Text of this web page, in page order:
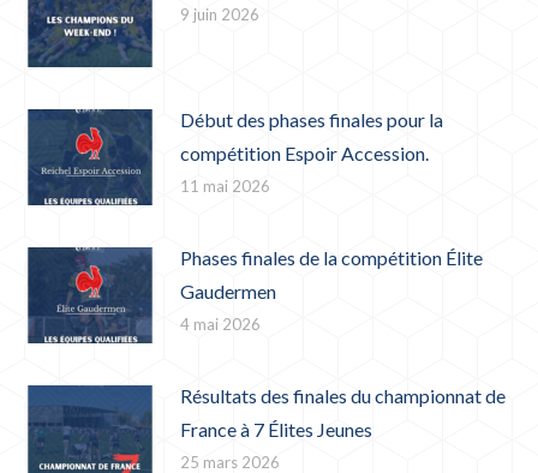
9 juin 2026
Début des phases finales pour la
compétition Espoir Accession.
11 mai 2026
Phases finales de la compétition Élite
Gaudermen
4 mai 2026
Résultats des finales du championnat de
France à 7 Élites Jeunes
25 mars 2026